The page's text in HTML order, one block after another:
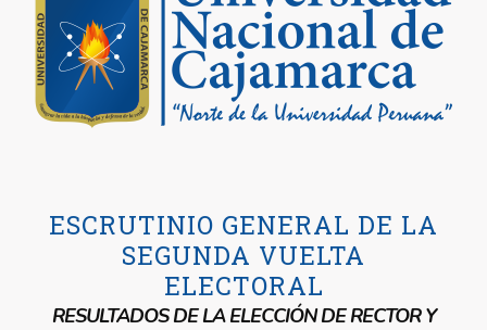
ESCRUTINIO GENERAL DE LA
SEGUNDA VUELTA
ELECTORAL
RESULTADOS DE LA ELECCIÓN DE RECTOR Y